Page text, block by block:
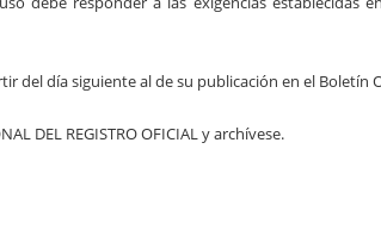
del día siguiente al de su publicación en el Boletín
DEL REGISTRO OFICIAL y archívese.